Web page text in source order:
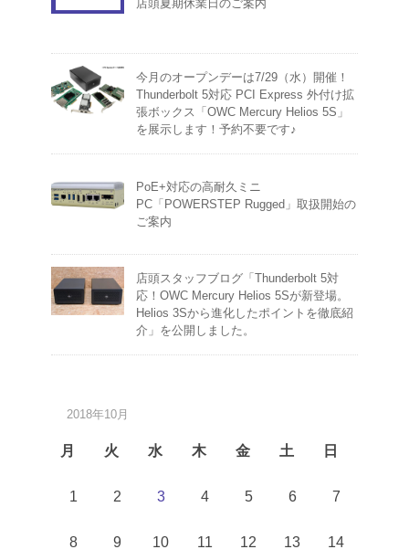
店頭夏期休業日のご案内
今月のオープンデーは7/29（水）開催！
Thunderbolt 5対応 PCI Express 外付け拡
張ボックス「OWC Mercury Helios 5S」
を展示します！予約不要です♪
PoE+対応の高耐久ミニ
PC「POWERSTEP Rugged」取扱開始の
ご案内
店頭スタッフブログ「Thunderbolt 5対
応！OWC Mercury Helios 5Sが新登場。
Helios 3Sから進化したポイントを徹底紹
介」を公開しました。
2018年10月
月 火 水 木 金 土 日
1 2 3 4 5 6 7
8 9 10 11 12 13 14